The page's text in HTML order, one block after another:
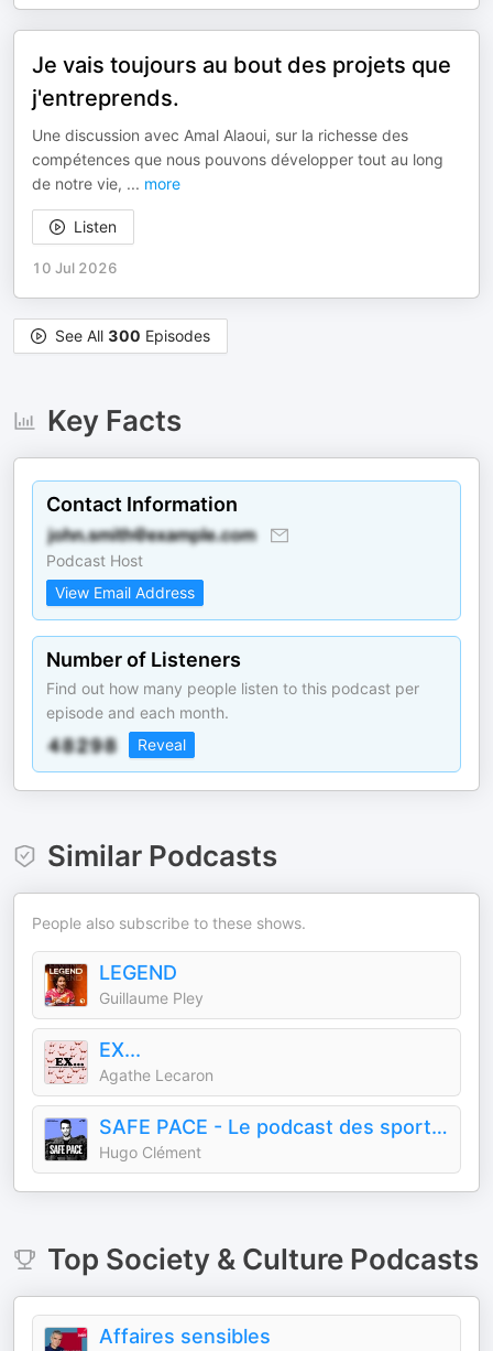
Je vais toujours au bout des projets que
j'entreprends.
Une discussion avec Amal Alaoui, sur la richesse des
compétences que nous pouvons développer tout au long
de notre vie, ... more
Listen
10 Jul 2026
See All 300 Episodes
Key Facts
Contact Information
Podcast Host
View Email Address
Number of Listeners
Find out how many people listen to this podcast per
episode and each month.
Reveal
Similar Podcasts
People also subscribe to these shows.
LEGEND
Guillaume Pley
EX...
Agathe Lecaron
SAFE PACE - Le podcast des sports d'endurance, présenté par Hugo Clément
Hugo Clément
Top Society & CulturePodcasts
Affaires sensibles